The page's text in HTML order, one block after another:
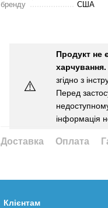
бренду
США
⚠️
Продукт не
харчування.
згідно з
Перед
інформація
Доставка Оплата
Клієнтам